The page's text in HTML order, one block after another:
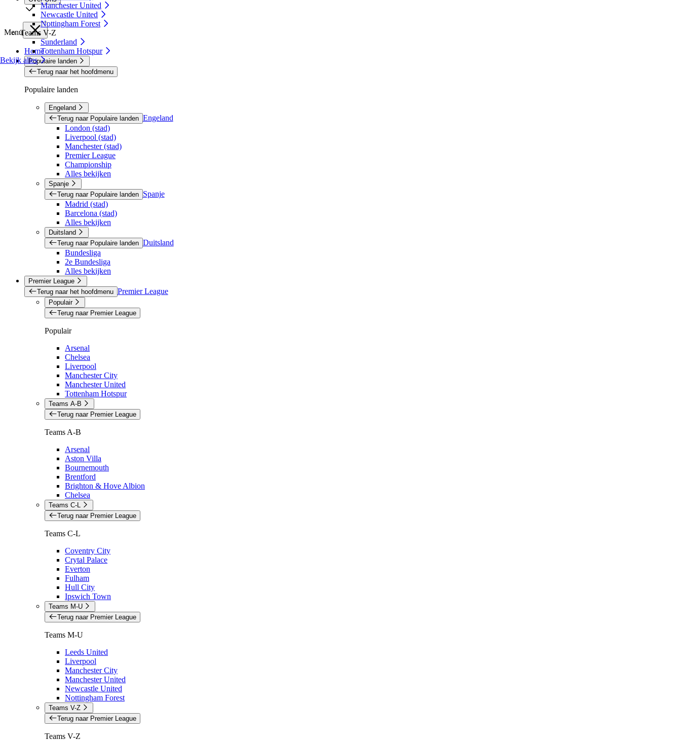
Manchester United
Newcastle United
Nottingham Forest
Teams V-Z
Sunderland
Tottenham Hotspur
Bekijk alles
Menu
Home
Populaire landen
Terug naar het hoofdmenu
Populaire landen
Engeland
Terug naar Populaire landen Engeland
London (stad)
Liverpool (stad)
Manchester (stad)
Premier League
Championship
Alles bekijken
Spanje
Terug naar Populaire landen
Spanje
Madrid (stad)
Barcelona (stad)
Alles bekijken
Duitsland
Terug naar Populaire landen Duitsland
Bundesliga
2e Bundesliga
Alles bekijken
Premier League
Terug naar het hoofdmenu Premier League
Populair
Terug naar Premier League
Populair
Arsenal
Chelsea
Liverpool
Manchester City
Manchester United
Tottenham Hotspur
Teams A-B
Terug naar Premier League
Teams A-B
Arsenal
Aston Villa
Bournemouth
Brentford
Brighton & Hove Albion
Chelsea
Teams C-L
Terug naar Premier League
Teams C-L
Coventry City
Crytal Palace
Everton
Fulham
Hull City
Ipswich Town
Teams M-U
Terug naar Premier League
Teams M-U
Leeds United
Liverpool
Manchester City
Manchester United
Newcastle United
Nottingham Forest
Teams V-Z
Terug naar Premier League
Teams V-Z